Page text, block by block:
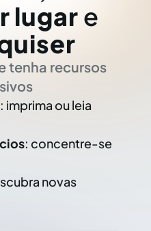
lugar e
tenha recursos
: imprima ou leia
: concentre-se
novas